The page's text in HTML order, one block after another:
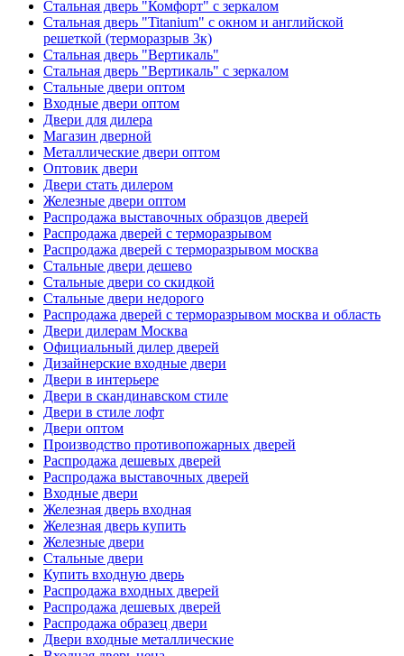
Стальная дверь "Комфорт" с зеркалом
Стальная дверь "Titanium" с окном и английской
решеткой (терморазрыв 3к)
Стальная дверь "Вертикаль"
Стальная дверь "Вертикаль" с зеркалом
Стальные двери оптом
Входные двери оптом
Двери для дилера
Магазин дверной
Металлические двери оптом
Оптовик двери
Двери стать дилером
Железные двери оптом
Распродажа выставочных образцов дверей
Распродажа дверей с терморазрывом
Распродажа дверей с терморазрывом москва
Стальные двери дешево
Стальные двери со скидкой
Стальные двери недорого
Распродажа дверей с терморазрывом москва и область
Двери дилерам Москва
Официальный дилер дверей
Дизайнерские входные двери
Двери в интерьере
Двери в скандинавском стиле
Двери в стиле лофт
Двери оптом
Производство противопожарных дверей
Распродажа дешевых дверей
Распродажа выставочных дверей
Входные двери
Железная дверь входная
Железная дверь купить
Железные двери
Стальные двери
Купить входную дверь
Распродажа входных дверей
Распродажа дешевых дверей
Распродажа образец двери
Двери входные металлические